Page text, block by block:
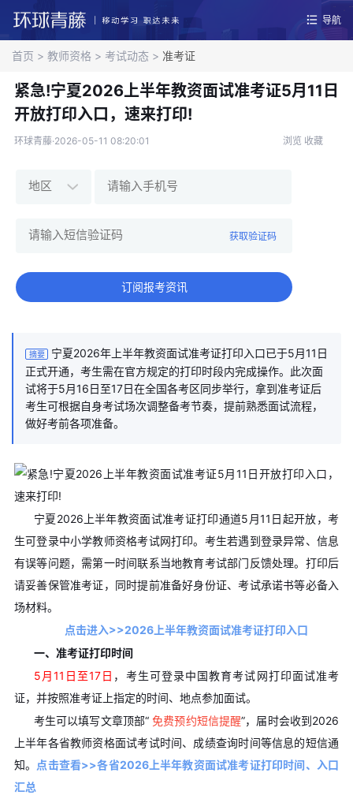
导航
首页 > 教师资格 > 考试动态 > 准考证
紧急!宁夏2026上半年教资面试准考证5月11日
开放打印入口，速来打印!
环球青藤·2026-05-11 08:20:01 浏览 收藏
获取验证码
订阅报考资讯
摘要
宁夏2026年上半年教资面试准考证打印入口已于5月11日
正式开通，考生需在官方规定的打印时段内完成操作。此次面
试将于5月16日至17日在全国各考区同步举行，拿到准考证后
考生可根据自身考试场次调整备考节奏，提前熟悉面试流程，
做好考前各项准备。
宁夏2026上半年教资面试准考证打印通道5月11日起开放，考
生可登录中小学教师资格考试网打印。考生若遇到登录异常、信息
有误等问题，需第一时间联系当地教育考试部门反馈处理。打印后
请妥善保管准考证，同时提前准备好身份证、考试承诺书等必备入
场材料。
点击进入>>2026上半年教资面试准考证打印入口
一、准考证打印时间
5月11日至17日 ，考生可登录中国教育考试网打印面试准考
证，并按照准考证上指定的时间、地点参加面试。
考生可以填写文章顶部“ 免费预约短信提醒”，届时会收到2026
上半年各省教师资格面试考试时间、成绩查询时间等信息的短信通
知。 点击查看>>各省2026上半年教资面试准考证打印时间、入口
汇总